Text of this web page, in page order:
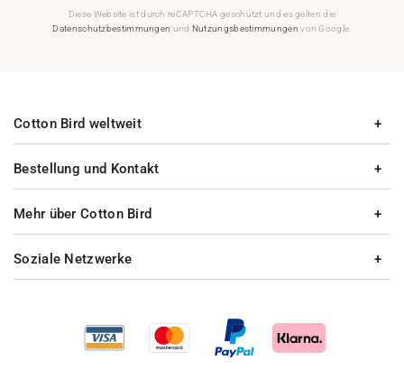
Diese Website ist durch reCAPTCHA geschützt und es gelten die
Datenschutzbestimmungen und Nutzungsbestimmungen von Google.
Bestellung und Kontakt
Mehr über Cotton Bird
Cotton Bird weltweit
Soziale Netzwerke